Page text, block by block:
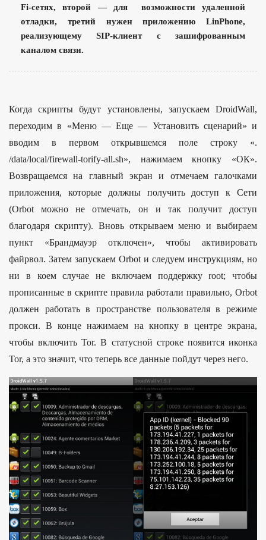
Fi-сетях, второй — для возможности удаленной
отладки, третий нужен приложению LinPhone,
реализующему SIP-клиент с зашифрованным
каналом связи.
Когда скрипты будут установлены, запускаем DroidWall,
переходим в «Меню — Еще — Установить сценарий» и
вводим в первом открывшемся поле строку «.
/data/local/firewall-torify-all.sh», нажимаем кнопку «ОК».
Возвращаемся на главный экран и отмечаем галочками
приложения, которые должны получить доступ к Сети
(Orbot можно не отмечать, он и так получит доступ
благодаря скрипту). Вновь открываем меню и выбираем
пункт «Брандмауэр отключен», чтобы активировать
файрвол. Затем запускаем Orbot и следуем инструкциям, но
ни в коем случае не включаем поддержку root; чтобы
прописанные в скрипте правила работали правильно, Orbot
должен работать в пространстве пользователя в режиме
прокси. В конце нажимаем на кнопку в центре экрана,
чтобы включить Tor. В статусной строке появится иконка
Tor, а это значит, что теперь все данные пойдут через него.